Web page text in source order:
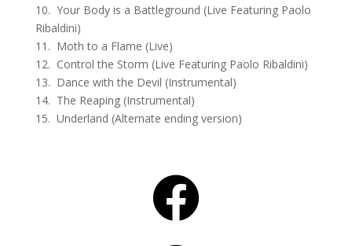
10. Your Body is a Battleground (Live Featuring Paolo
Ribaldini)
11. Moth to a Flame (Live)
12. Control the Storm (Live Featuring Paolo Ribaldini)
13. Dance with the Devil (Instrumental)
14. The Reaping (Instrumental)
15. Underland (Alternate ending version)
